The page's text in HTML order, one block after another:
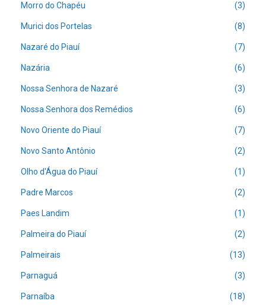
Morro do Chapéu (3)
Murici dos Portelas (8)
Nazaré do Piauí (7)
Nazária (6)
Nossa Senhora de Nazaré (3)
Nossa Senhora dos Remédios (6)
Novo Oriente do Piauí (7)
Novo Santo Antônio (2)
Olho d'Água do Piauí (1)
Padre Marcos (2)
Paes Landim (1)
Palmeira do Piauí (2)
Palmeirais (13)
Parnaguá (3)
Parnaíba (18)